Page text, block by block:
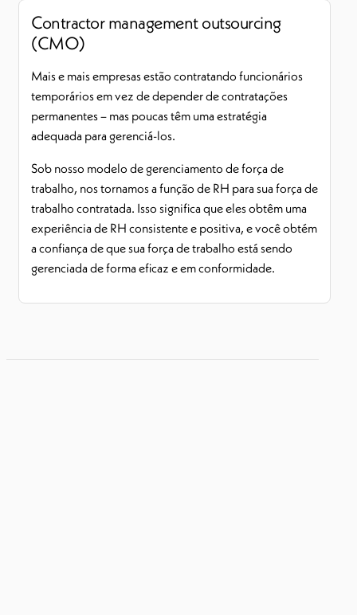
Contractor management outsourcing
(CMO)
Mais e mais empresas estão contratando funcionários
temporários em vez de depender de contratações
permanentes – mas poucas têm uma estratégia
adequada para gerenciá-los.
Sob nosso modelo de gerenciamento de força de
trabalho, nos tornamos a função de RH para sua força de
trabalho contratada. Isso significa que eles obtêm uma
experiência de RH consistente e positiva, e você obtém
a confiança de que sua força de trabalho está sendo
gerenciada de forma eficaz e em conformidade.